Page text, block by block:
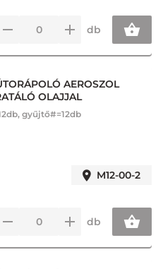
db
AEROSZOL
OLAJJAL
gyűjtő#=12db
M12-00-2
db